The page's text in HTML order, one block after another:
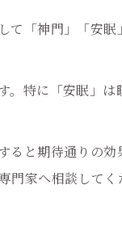
て「神門」「安
。特に「安眠」
ると期待通りの
家へ相談してく